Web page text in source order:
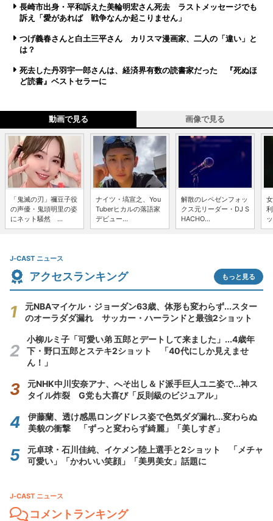
長崎市出身・平和訴えた美輪明宏さん死去 ラストメッセージでも
訴え「愛があれば 戦争なんか起こりません」
つげ義春さんと白土三平さん カリスマ漫画家、二人の「違い」と
は？
死去した丹羽宇一郎さんは、経済界有数の読書家だった 『死ぬほ
ど読書』ベストセラーに
動画で見る 画像で見る
「鬼滅の刃」禰豆子役
の声優・鬼頭明里の姿
にネット騒然 ...
ナイツ・塙宣之、You
Tuberヒカルの落語家
デビュー...
解散のレペゼンフォッ
クス元リーダー・DJ S
HACHO...
J-CAST ニュース
アクセスランキング もっと見る
元NBAマイケル・ジョーダン63歳、体形も変わらず...スター
のオーラダダ漏れ サッカー・ハーランドと最強2ショット
小柳ルミ子「可愛い弟 五郎とデートして来ました」...4歳年
下・野口五郎とステキ2ショット 「40代にしか見えませ
ん！」
元NHK中川安奈アナ、へそ出し＆ド派手巨人ユニ姿で...神ス
タイル炸裂 G党も大喜び「反則級のビジュアル」
伊藤蘭、透け感黒ロングドレス姿で色気ダダ漏れ...変わらぬ
美貌の衝撃 「ずっと変わらず綺麗」「美しすぎ」
元卓球・石川佳純、イケメン陸上選手と2ショット 「メチャ
可愛い」「かわいい笑顔」「美男美女」話題に
J-CAST ニュース
コメントランキング